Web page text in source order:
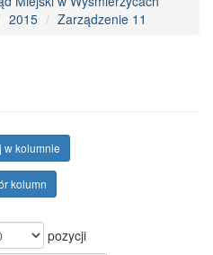
2015 Zarządzenie 11
w kolumnie
kolumn
pozycji